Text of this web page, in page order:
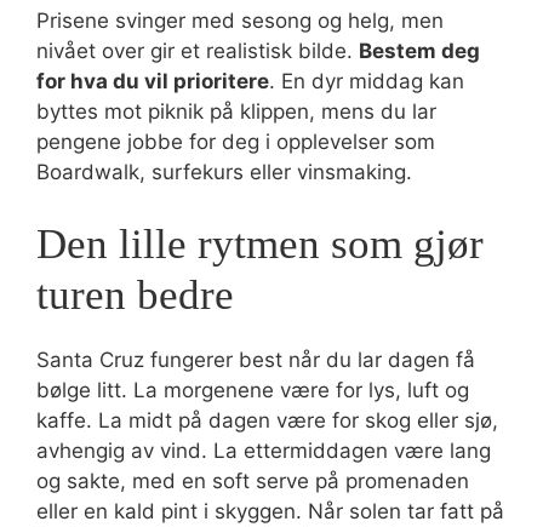
Prisene svinger med sesong og helg, men
nivået over gir et realistisk bilde. Bestem deg
for hva du vil prioritere. En dyr middag kan
byttes mot piknik på klippen, mens du lar
pengene jobbe for deg i opplevelser som
Boardwalk, surfekurs eller vinsmaking.
Den lille rytmen som gjør
turen bedre
Santa Cruz fungerer best når du lar dagen få
bølge litt. La morgenene være for lys, luft og
kaffe. La midt på dagen være for skog eller sjø,
avhengig av vind. La ettermiddagen være lang
og sakte, med en soft serve på promenaden
eller en kald pint i skyggen. Når solen tar fatt på